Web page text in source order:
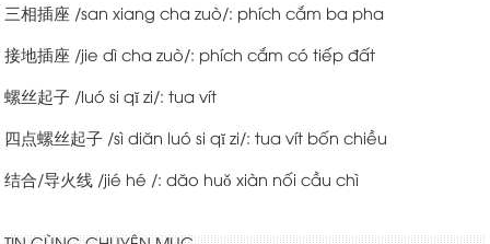
三相插座 /san xiang cha zuò/: phích cắm ba pha
接地插座 /jie dì cha zuò/: phích cắm có tiếp đất
螺丝起子 /luó si qĭ zi/: tua vít
四点螺丝起子 /sì diăn luó si qĭ zi/: tua vít bốn chiều
结合/导火线 /jié hé /: dăo huǒ xiàn nối cầu chì